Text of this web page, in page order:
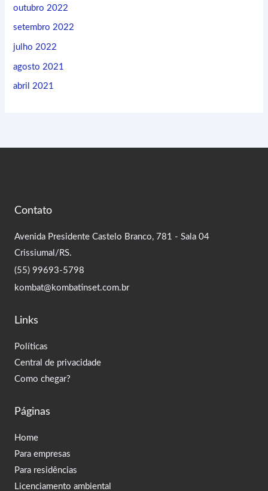
outubro 2022
setembro 2022
julho 2022
agosto 2021
abril 2021
Páginas
Home
Para empresas
Para residências
Licenciamento ambiental
Links
Políticas
Central de privacidade
Como chegar?
Contato
Avenida Presidente Castelo Branco, 781 - Sala 04
Crissiumal/RS.
(55) 99693-5798
kombat@kombatinset.com.br